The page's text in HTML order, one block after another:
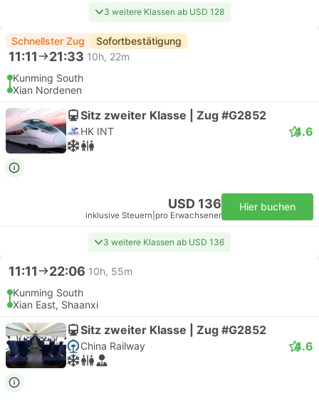
3 weitere Klassen ab USD 128
Schnellster Zug Sofortbestätigung
11:11 21:33 10h, 22m
Kunming South
Xian Nordenen
Sitz zweiter Klasse | Zug #G2852
HK INT 4.6
USD 136
inklusive Steuern pro Erwachsener
Hier buchen
3 weitere Klassen ab USD 136
11:11 22:06 10h, 55m
Kunming South
Xian East, Shaanxi
Sitz zweiter Klasse | Zug #G2852
China Railway 4.6